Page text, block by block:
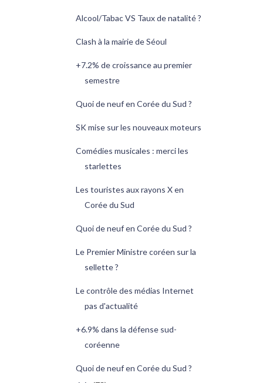
Alcool/Tabac VS Taux de natalité ?
Clash à la mairie de Séoul
+7.2% de croissance au premier
semestre
Quoi de neuf en Corée du Sud ?
SK mise sur les nouveaux moteurs
Comédies musicales : merci les
starlettes
Les touristes aux rayons X en
Corée du Sud
Quoi de neuf en Corée du Sud ?
Le Premier Ministre coréen sur la
sellette ?
Le contrôle des médias Internet
pas d'actualité
+6.9% dans la défense sud-
coréenne
Quoi de neuf en Corée du Sud ?